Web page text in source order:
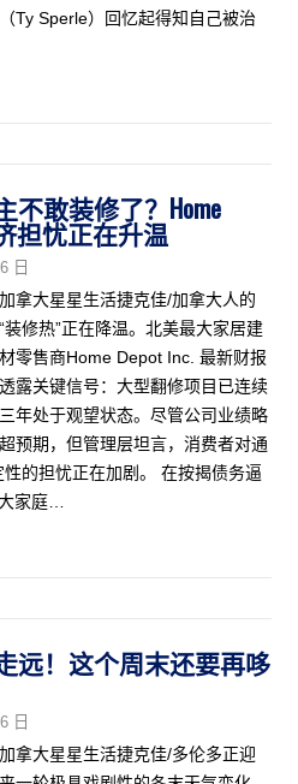
Ty Sperle）回忆起得知自己被治
不敢装修了？Home
担忧正在升温
日
加拿大星星生活捷克佳/加拿大人的
“装修热”正在降温。北美最大家居建
材零售商Home Depot Inc. 最新财报
透露关键信号：大型翻修项目已连续
三年处于观望状态。尽管公司业绩略
超预期，但管理层坦言，消费者对通
的担忧正在加剧。 在按揭债务逼
家庭…
远！这个周末还要再哆
日
加拿大星星生活捷克佳/多伦多正迎